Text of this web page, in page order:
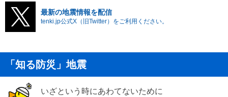
最新の地震情報を配信
tenki.jp公式X（旧Twitter）をご利用ください。
「知る防災」地震
いざという時にあわてないために